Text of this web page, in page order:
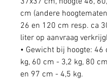
cm (andere
26 en 120 cm resp. ca
liter op aanvraag
• Gewicht bij hoogte: 46
kg, 60 cm - 3,2 kg, 80
en 97 cm - 4,5 kg.